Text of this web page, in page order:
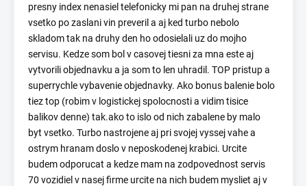
presny index nenasiel telefonicky mi pan na druhej strane
vsetko po zaslani vin preveril a aj ked turbo nebolo
skladom tak na druhy den ho odosielali uz do mojho
servisu. Kedze som bol v casovej tiesni za mna este aj
vytvorili objednavku a ja som to len uhradil. TOP pristup a
superrychle vybavenie objednavky. Ako bonus balenie bolo
tiez top (robim v logistickej spolocnosti a vidim tisice
balikov denne) tak.ako to islo od nich zabalene by malo
byt vsetko. Turbo nastrojene aj pri svojej vyssej vahe a
ostrym hranam doslo v neposkodenej krabici. Urcite
budem odporucat a kedze mam na zodpovednost servis
70 vozidiel v nasej firme urcite na nich budem mysliet aj v